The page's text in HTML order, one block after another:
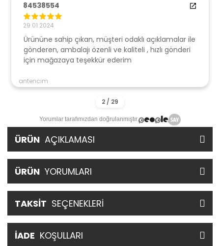
84538554
29.01.2024
Ürününe sahip çıkan, müşteri odaklı açıklamalar ile
gönderen, ambalajı özenli ve kaliteli , hızlı gönderi
için mağazaya teşekkür ederim
antencim
Yorumlar tarafımızdan doğrulanmıştır.
ÜRÜN AÇIKLAMASI
ÜRÜN YORUMLARI
TAKSİT SEÇENEKLERİ
İADE KOŞULLARI